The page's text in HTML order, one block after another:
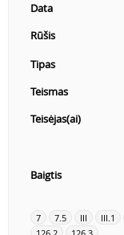
Data
Rūšis
Tipas
Teismas
Teisėjas(ai)
Baigtis
7 7.5 III III.1